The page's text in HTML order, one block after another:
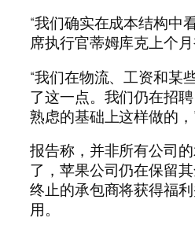
“我们确实在成本结构中
席执行官蒂姆库克上个月
“我们在物流、工资和某
了这一点。我们仍在招
熟虑的基础上这样做的，
报告称，并非所有公司
了，苹果公司仍在保留
终止的承包商将获得福
用。